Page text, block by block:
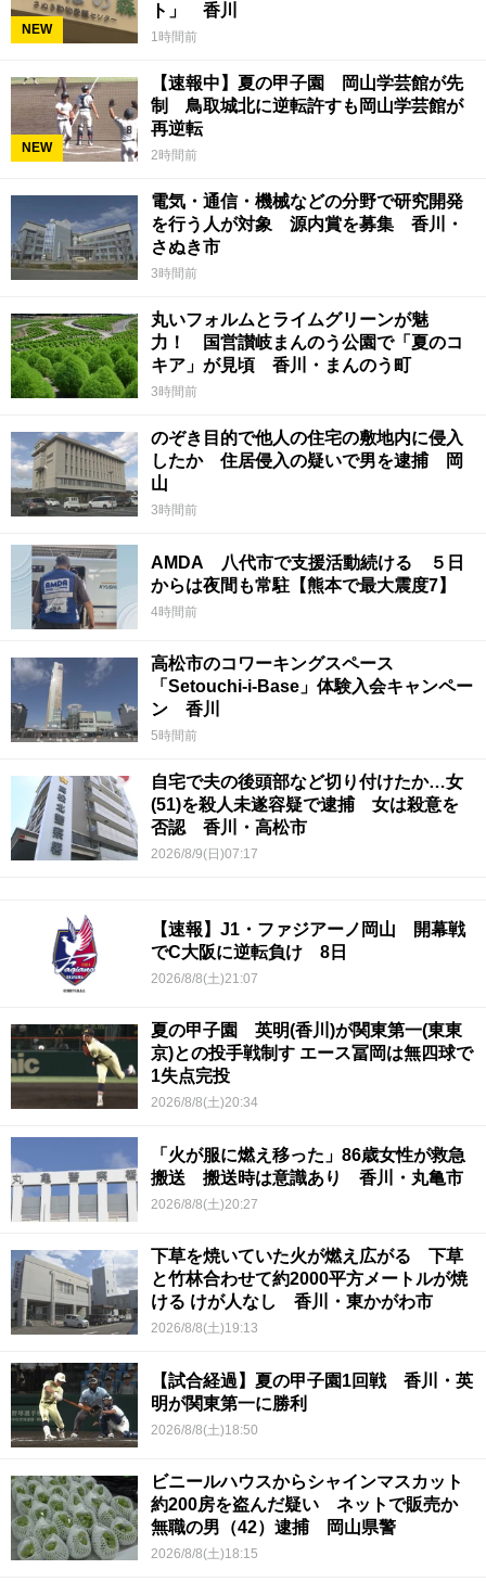
NEW
ト」 香川
1時間前
NEW
【速報中】夏の甲子園 岡山学芸館が先
制 鳥取城北に逆転許すも岡山学芸館が
再逆転
2時間前
電気・通信・機械などの分野で研究開発
を行う人が対象 源内賞を募集 香川・
さぬき市
3時間前
丸いフォルムとライムグリーンが魅
力！ 国営讃岐まんのう公園で「夏のコ
キア」が見頃 香川・まんのう町
3時間前
のぞき目的で他人の住宅の敷地内に侵入
したか 住居侵入の疑いで男を逮捕 岡
山
3時間前
AMDA 八代市で支援活動続ける ５日
からは夜間も常駐【熊本で最大震度7】
4時間前
高松市のコワーキングスペース
「Setouchi-i-Base」体験入会キャンペー
ン 香川
5時間前
自宅で夫の後頭部など切り付けたか…女
(51)を殺人未遂容疑で逮捕 女は殺意を
否認 香川・高松市
2026/8/9(日)07:17
【速報】J1・ファジアーノ岡山 開幕戦
でC大阪に逆転負け 8日
2026/8/8(土)21:07
夏の甲子園 英明(香川)が関東第一(東東
京)との投手戦制す エース冨岡は無四球で
1失点完投
2026/8/8(土)20:34
「火が服に燃え移った」86歳女性が救急
搬送 搬送時は意識あり 香川・丸亀市
2026/8/8(土)20:27
下草を焼いていた火が燃え広がる 下草
と竹林合わせて約2000平方メートルが焼
ける けが人なし 香川・東かがわ市
2026/8/8(土)19:13
【試合経過】夏の甲子園1回戦 香川・英
明が関東第一に勝利
2026/8/8(土)18:50
ビニールハウスからシャインマスカット
約200房を盗んだ疑い ネットで販売か
無職の男（42）逮捕 岡山県警
2026/8/8(土)18:15